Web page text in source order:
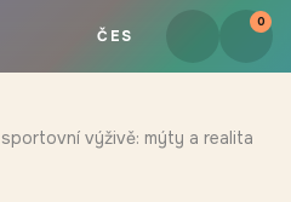
ČES
0
výživě: mýty a realita